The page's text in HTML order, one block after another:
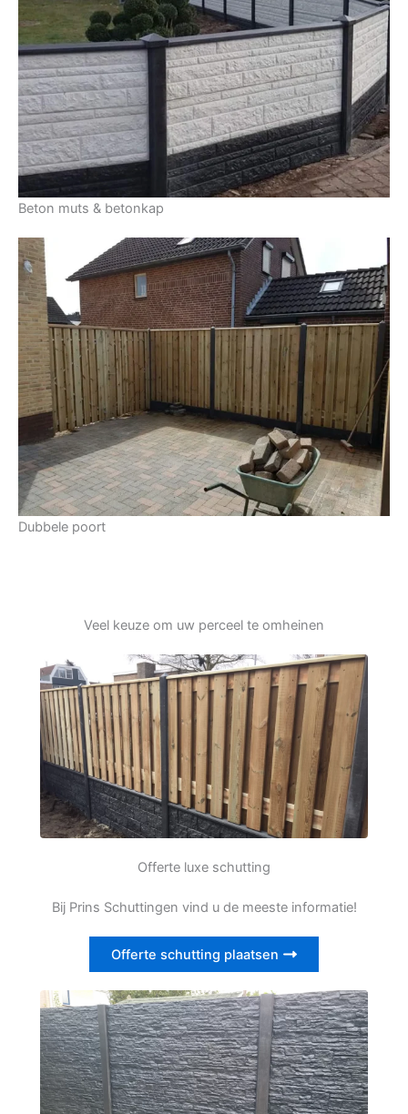
Beton muts & betonkap
Dubbele poort
Veel keuze om uw perceel te omheinen
Offerte luxe schutting
Bij Prins Schuttingen vind u de meeste informatie!
Offerte schutting plaatsen